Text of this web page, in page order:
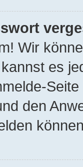
Wir
es
den